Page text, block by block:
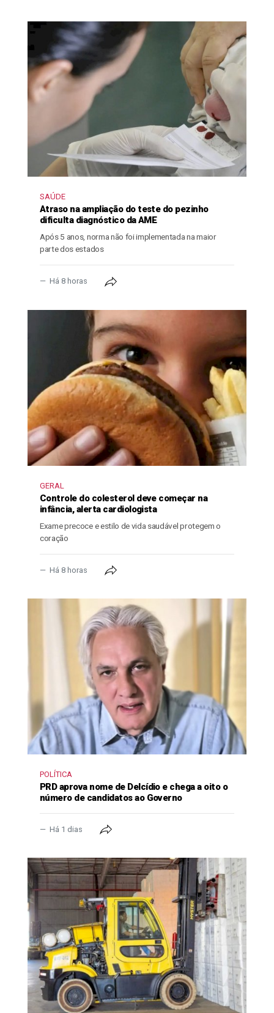
SAÚDE
Atraso na ampliação do teste do pezinho
dificulta diagnóstico da AME
Após 5 anos, norma não foi implementada na maior
parte dos estados
Há 8 horas
GERAL
Controle do colesterol deve começar na
infância, alerta cardiologista
Exame precoce e estilo de vida saudável protegem o
coração
Há 8 horas
POLÍTICA
PRD aprova nome de Delcídio e chega a oito o
número de candidatos ao Governo
Há 1 dias